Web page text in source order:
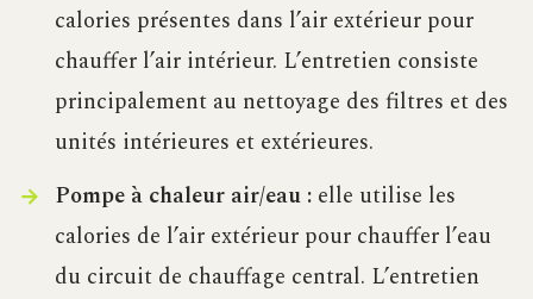
calories présentes dans l’air extérieur pour
chauffer l’air intérieur. L’entretien consiste
principalement au nettoyage des filtres et des
unités intérieures et extérieures.
Pompe à chaleur air/eau :elle utilise les
calories de l’air extérieur pour chauffer l’eau
du circuit de chauffage central. L’entretien